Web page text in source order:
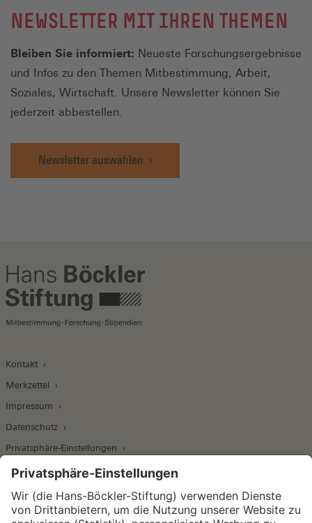
NEWSLETTER MIT IHREN THEMEN
Bleiben Sie informiert: Neueste Forschungsergebnisse
und Infos zu den Themen Mitbestimmung, Arbeit,
Soziales, Wirtschaft. Unsere Newsletter können Sie
jederzeit abbestellen.
Newsletter auswählen
Kontakt
Merkzettel
Impressum
Datenschutz
Privatsphäre-Einstellungen
Wirtschafts- und Sozialwissenschaftliches Institut